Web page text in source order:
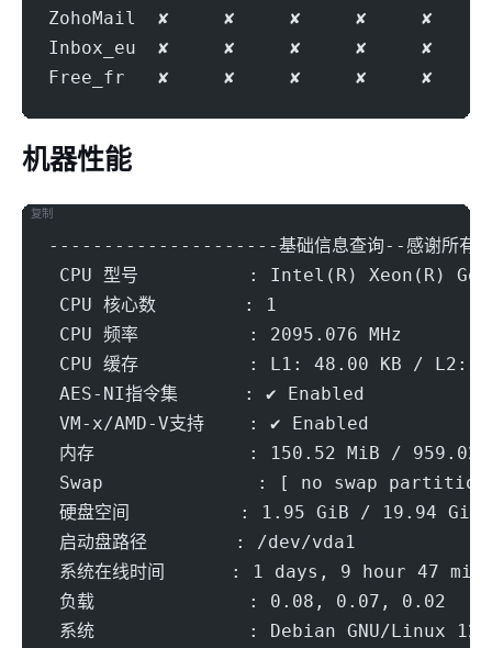
ZohoMail  ✘     ✘     ✘     ✘     ✘
Inbox_eu  ✘     ✘     ✘     ✘     ✘
Free_fr   ✘     ✘     ✘     ✘     ✘
机器性能
---------------------基础信息查询--感谢所
CPU 型号          : Intel(R) Xeon(R) Gold
CPU 核心数        : 1
CPU 频率          : 2095.076 MHz
CPU 缓存          : L1: 48.00 KB / L2:
AES-NI指令集      : ✔ Enabled
VM-x/AMD-V支持    : ✔ Enabled
内存              : 150.52 MiB / 959.02
Swap              : [ no swap partition
硬盘空间          : 1.95 GiB / 19.94 GiB
启动盘路径        : /dev/vda1
系统在线时间      : 1 days, 9 hour 47 min
负载              : 0.08, 0.07, 0.02
系统              : Debian GNU/Linux 12
复制